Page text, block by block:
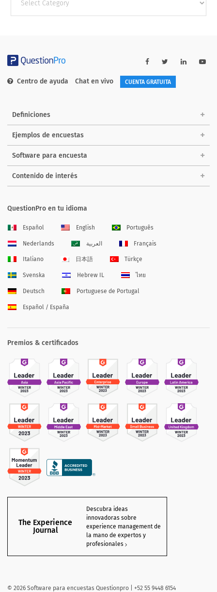
categories
Centro de ayuda Chat en vivo CUENTA GRATUITA
Definiciones
Ejemplos de encuestas
Software para encuesta
Contenido de interés
QuestionPro en tu idioma
Español English Português
Nederlands العربية Français
Italiano 日本語 Türkçe
Svenska Hebrew IL ไทย
Deutsch Portuguese de Portugal
Español / España
Premios & certificados
The Experience
Journal
Descubra ideas
innovadoras sobre
experience management de
la mano de expertos y
profesionales
© 2026 Software para encuestas Questionpro | +52 55 9448 6154